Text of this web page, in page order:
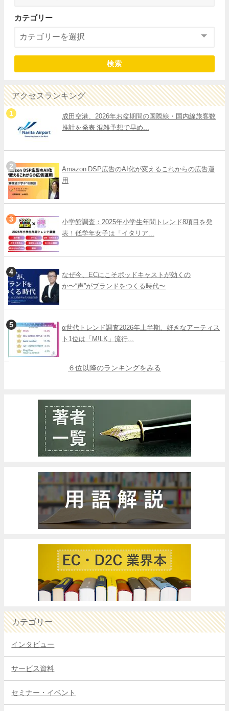
カテゴリー
検索
アクセスランキング
成田空港、2026年お盆期間の国際線・国内線旅客数
推計を発表 混雑予想で早め...
Amazon DSP広告のAI化が変えるこれからの広告運
用
小学館調査：2025年小学生年間トレンド8項目を発
表！低学年女子は「イタリア...
なぜ今、ECにこそポッドキャストが効くの
か〜“声”がブランドをつくる時代〜
α世代トレンド調査2026年上半期、好きなアーティス
ト1位は「M!LK」流行...
６位以降のランキングをみる
カテゴリー
インタビュー
サービス資料
セミナー・イベント